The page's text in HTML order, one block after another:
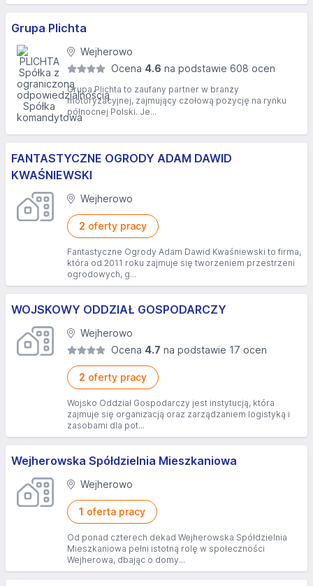
Grupa Plichta
Wejherowo
Ocena 4.6 na podstawie 608 ocen
Grupa Plichta to zaufany partner w branży
motoryzacyjnej, zajmujący czołową pozycję na rynku
północnej Polski. Je...
FANTASTYCZNE OGRODY ADAM DAWID
KWAŚNIEWSKI
Wejherowo
2 oferty pracy
Fantastyczne Ogrody Adam Dawid Kwaśniewski to firma,
która od 2011 roku zajmuje się tworzeniem przestrzeni
ogrodowych, g...
WOJSKOWY ODDZIAŁ GOSPODARCZY
Wejherowo
Ocena 4.7 na podstawie 17 ocen
2 oferty pracy
Wojsko Oddział Gospodarczy jest instytucją, która
zajmuje się organizacją oraz zarządzaniem logistyką i
zasobami dla pot...
Wejherowska Spółdzielnia Mieszkaniowa
Wejherowo
1 oferta pracy
Od ponad czterech dekad Wejherowska Spółdzielnia
Mieszkaniowa pełni istotną rolę w społeczności
Wejherowa, dbając o domy...